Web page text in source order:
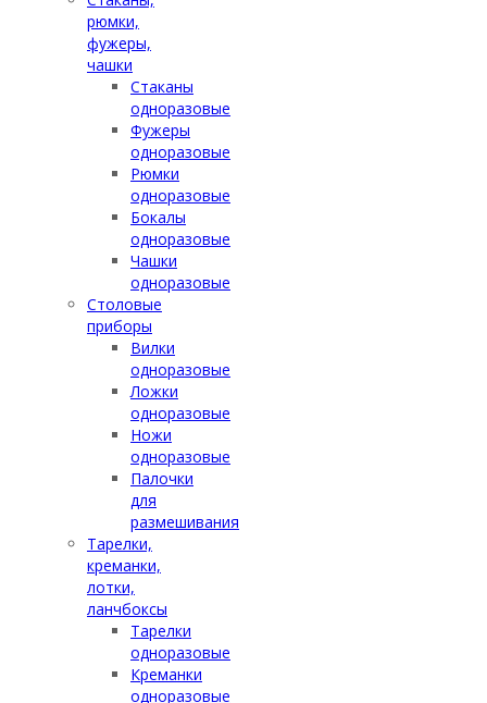
рюмки,
фужеры,
чашки
Стаканы
одноразовые
Фужеры
одноразовые
Рюмки
одноразовые
Бокалы
одноразовые
Чашки
одноразовые
Столовые
приборы
Вилки
одноразовые
Ложки
одноразовые
Ножи
одноразовые
Палочки
для
размешивания
Тарелки,
креманки,
лотки,
ланчбоксы
Тарелки
одноразовые
Креманки
одноразовые